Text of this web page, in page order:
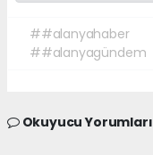
##alanyahaber
##alanyagündem
Okuyucu Yorumları